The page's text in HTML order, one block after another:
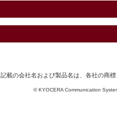
記載の会社名および製品名は、各社の商標
© KYOCERA Communication